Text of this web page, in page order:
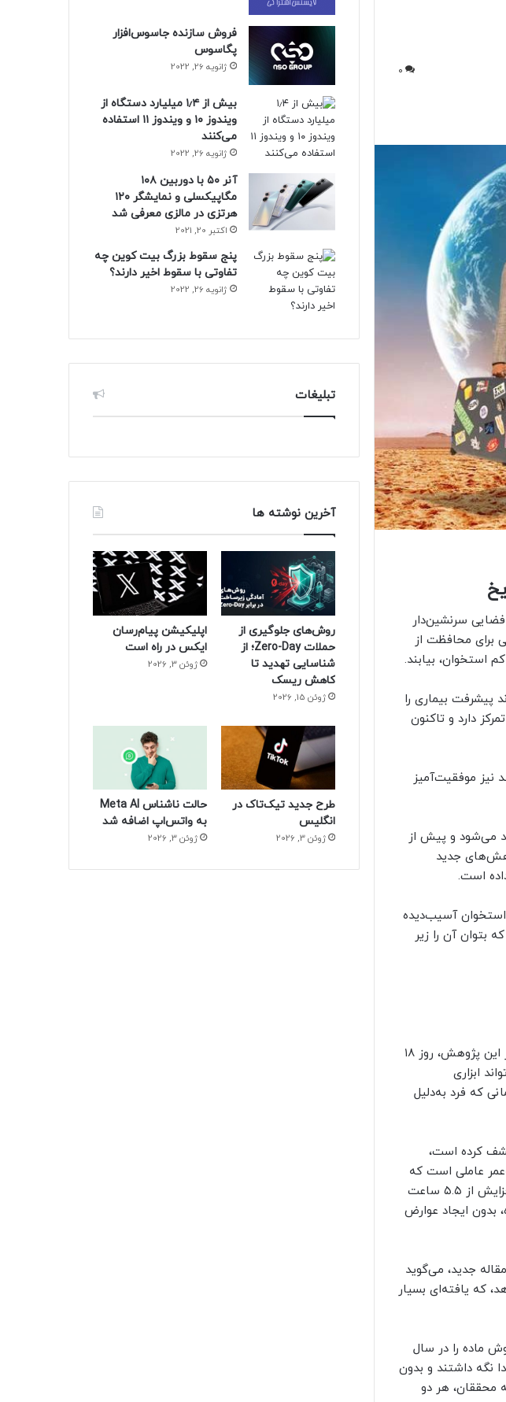
0
سرنشین‌دار
برای محافظت از
استخوان، بیابند.
پیشرفت بیماری را
دارد و تاکنون
نیز موفقیت‌آمیز
می‌شود و پیش از
جدید
استخوان آسیب‌دیده
بتوان آن را زیر
دکتر کانگ تینگ، استاد موسسه فرسیت در ماساچوست و یکی از نویسندگان مقاله‌ای تازه در این پژوهش، روز ۱۸
ابزاری
که فرد به‌دلیل
را کشف کرده است،
عاملی است که
تعیین می‌کند دارو تا چه مدت می‌تواند در بدن باقی بماند. به گفته او، نیمه‌عمر این دارو با افزایش از ۵.۵ ساعت
بدون ایجاد عوارض
جدید، می‌گوید
که یافته‌ای بسیار
آزمایش اثر این دارو در مقابله با از دست دادن بافت استخوان در فضا، ۴۰ موش ماده را در سال
کندی در فلوریدا نگه داشتند و بدون
محققان، هر دو
فروش سازنده جاسوس‌افزار
پگاسوس
ژانویه 26, 2022
بیش از ۱٫۴ میلیارد دستگاه از
ویندوز ۱۰ و ویندوز ۱۱ استفاده
می‌کنند
ژانویه 26, 2022
آنر ۵۰ با دوربین ۱۰۸
مگاپیکسلی و نمایشگر ۱۲۰
هرتزی در مالزی معرفی شد
اکتبر 20, 2021
پنج سقوط بزرگ بیت کوین چه
تفاوتی با سقوط اخیر دارند؟
ژانویه 26, 2022
تبلیغات
آخرین نوشته ها
روش‌های جلوگیری از
حملات Zero-Day؛ از
شناسایی تهدید تا
کاهش ریسک
ژوئن 15, 2026
اپلیکیشن پیام‌رسان
ایکس در راه است
ژوئن 3, 2026
طرح جدید تیک‌تاک در
انگلیس
ژوئن 3, 2026
حالت ناشناس Meta AI
به واتس‌اپ اضافه شد
ژوئن 3, 2026